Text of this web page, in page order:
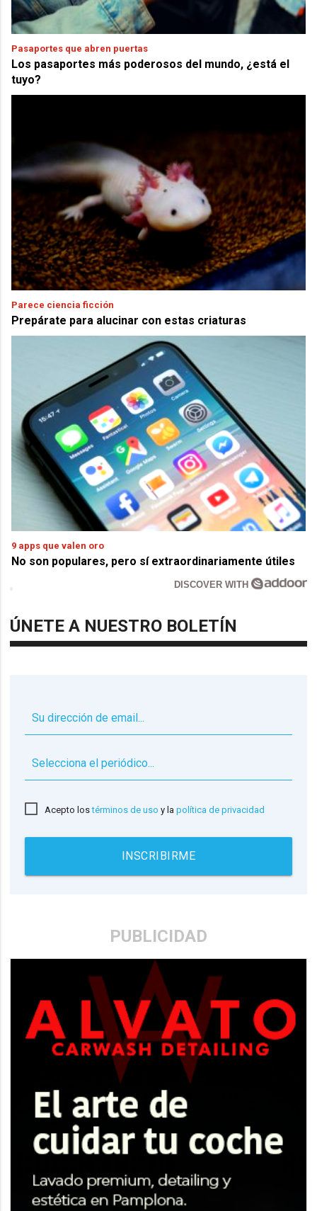
Pasaportes que abren puertas
Los pasaportes más poderosos del mundo, ¿está el
tuyo?
Parece ciencia ficción
Prepárate para alucinar con estas criaturas
9 apps que valen oro
No son populares, pero sí extraordinariamente útiles
DISCOVER WITH
ÚNETE A NUESTRO BOLETÍN
Acepto lostérminos de uso y lapolítica de privacidad
INSCRIBIRME
PUBLICIDAD